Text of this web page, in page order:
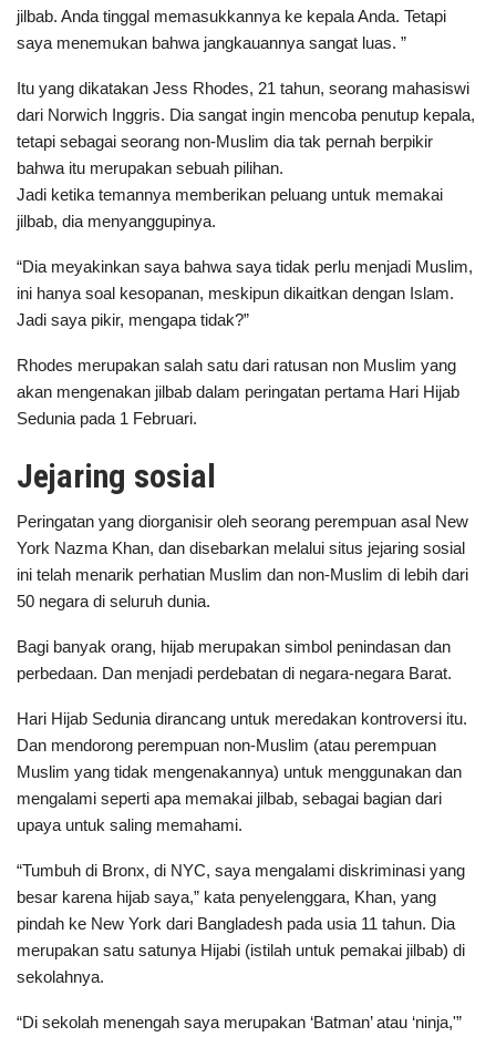
jilbab. Anda tinggal memasukkannya ke kepala Anda. Tetapi
saya menemukan bahwa jangkauannya sangat luas. ”
Itu yang dikatakan Jess Rhodes, 21 tahun, seorang mahasiswi
dari Norwich Inggris. Dia sangat ingin mencoba penutup kepala,
tetapi sebagai seorang non-Muslim dia tak pernah berpikir
bahwa itu merupakan sebuah pilihan.
Jadi ketika temannya memberikan peluang untuk memakai
jilbab, dia menyanggupinya.
“Dia meyakinkan saya bahwa saya tidak perlu menjadi Muslim,
ini hanya soal kesopanan, meskipun dikaitkan dengan Islam.
Jadi saya pikir, mengapa tidak?”
Rhodes merupakan salah satu dari ratusan non Muslim yang
akan mengenakan jilbab dalam peringatan pertama Hari Hijab
Sedunia pada 1 Februari.
Jejaring sosial
Peringatan yang diorganisir oleh seorang perempuan asal New
York Nazma Khan, dan disebarkan melalui situs jejaring sosial
ini telah menarik perhatian Muslim dan non-Muslim di lebih dari
50 negara di seluruh dunia.
Bagi banyak orang, hijab merupakan simbol penindasan dan
perbedaan. Dan menjadi perdebatan di negara-negara Barat.
Hari Hijab Sedunia dirancang untuk meredakan kontroversi itu.
Dan mendorong perempuan non-Muslim (atau perempuan
Muslim yang tidak mengenakannya) untuk menggunakan dan
mengalami seperti apa memakai jilbab, sebagai bagian dari
upaya untuk saling memahami.
“Tumbuh di Bronx, di NYC, saya mengalami diskriminasi yang
besar karena hijab saya,” kata penyelenggara, Khan, yang
pindah ke New York dari Bangladesh pada usia 11 tahun. Dia
merupakan satu satunya Hijabi (istilah untuk pemakai jilbab) di
sekolahnya.
“Di sekolah menengah saya merupakan ‘Batman’ atau ‘ninja,'”